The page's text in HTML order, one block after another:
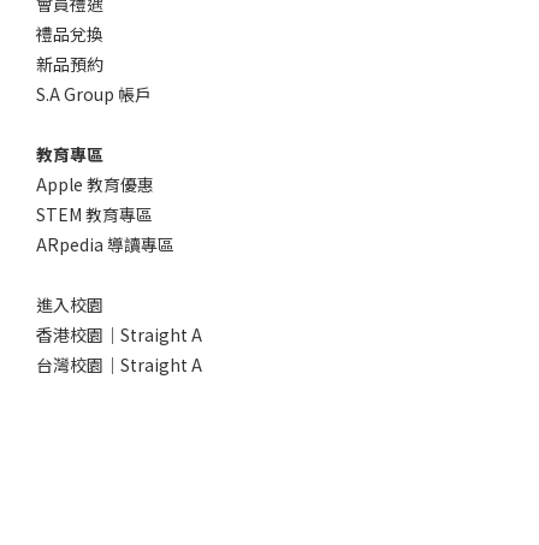
禮品兌換
新品預約
S.A Group 帳戶
教育專區
Apple 教育優惠
STEM 教育專區
ARpedia 導讀專區
進入校園
香港校園｜Straight A
台灣校園｜Straight A